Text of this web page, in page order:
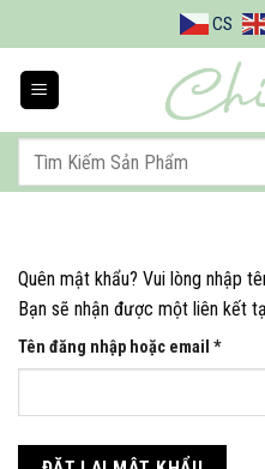
qua
dung
CS
Tìm
Quên mật khẩu? Vui lòng nhập
Bạn sẽ nhận được một liên kết
Tên đăng nhập hoặc email *Bắt
buộc